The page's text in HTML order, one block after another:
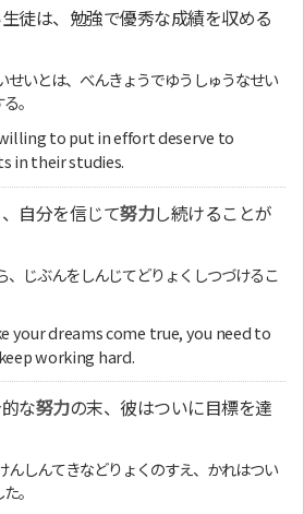
徒は、勉強で優秀な成績を収める
せいとは、べんきょうでゆうしゅうなせい
。
to put in effort deserve to
in their studies.
自分を信じて努力し続けることが
、じぶんをしんじてどりょくしつづけるこ
your dreams come true, you need to
working hard.
な努力の末、彼はついに目標を達
んしんてきなどりょくのすえ、かれはつい
。